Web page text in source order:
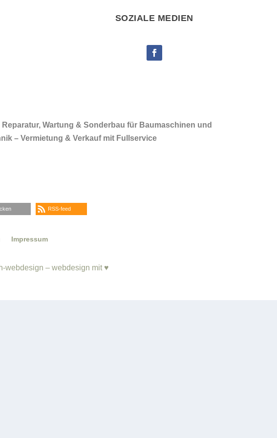
SOZIALE MEDIEN
Wartung & Sonderbau für Baumaschinen und
– Vermietung & Verkauf mit Fullservice
RSS-feed
Impressum
webdesign – webdesign mit ♥